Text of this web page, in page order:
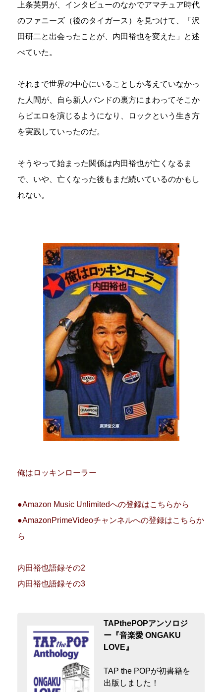
上条英男が、インタビューのなかでアマチュア時代
のファニーズ（後のタイガース）を見つけて、「沢
田研二と出会ったことが、内田裕也を変えた」と述
べていた。
それまで世界の中心にいることしか考えていなかっ
た人間が、自ら新人バンドの裏方にまわってそこか
らピエロを演じるようになり、ロックという生き方
を実践していったのだ。
そうやって始まった関係は内田裕也が亡くなるま
で、いや、亡くなった後もまだ続いているのかもし
れない。
俺はロッキンローラー
●Amazon Music Unlimitedへの登録はこちらから
●AmazonPrimeVideoチャンネルへの登録はこちらか
ら
内田裕也語録その2
内田裕也語録その3
TAPthePOPアンソロジ
ー『音楽愛 ONGAKU
LOVE』
TAP the POPが初書籍を
出版しました！